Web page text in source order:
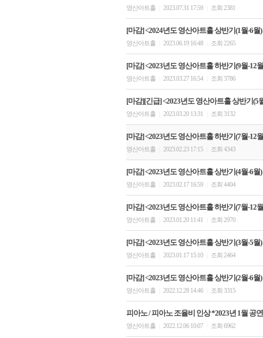
영산아트홀 2023.07.31 17:59 조회 2381
[마감] <2024년도 영산아트홀 상반기(1월-6월
영산아트홀 2023.06.19 16:48 조회 2265
[마감] <2023년도 영산아트홀 하반기(9월-12
영산아트홀 2023.03.27 16:54 조회 3786
[마감][긴급] <2023년도 영산아트홀 상반기(5
영산아트홀 2023.03.20 13:31 조회 3132
[마감] <2023년도 영산아트홀 하반기(7월-12
영산아트홀 2023.02.23 17:15 조회 4343
[마감] <2023년도 영산아트홀 상반기(4월-6월
영산아트홀 2023.02.17 16:59 조회 4404
[마감] <2023년도 영산아트홀 하반기(7월-12
영산아트홀 2023.01.20 11:41 조회 2970
[마감] <2023년도 영산아트홀 상반기(3월-5월
영산아트홀 2023.01.17 15:10 조회 2464
[마감] <2023년도 영산아트홀 상반기(2월-6월
영산아트홀 2022.12.28 14:46 조회 3315
피아노 / 피아노 조율비 인상 *2023년 1월 공
영산아트홀 2022.12.06 10:07 조회 6962